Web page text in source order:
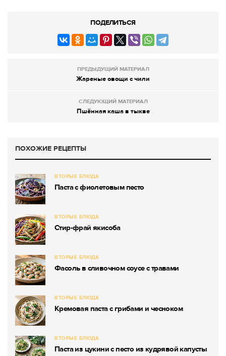
ПОДЕЛИТЬСЯ
ПРЕДЫДУЩИЙ МАТЕРИАЛ
Жареные овощи с чили
СЛЕДУЮЩИЙ МАТЕРИАЛ
Пшённая каша в тыкве
ПОХОЖИЕ РЕЦЕПТЫ
ВТОРЫЕ БЛЮДА
Паста с фиолетовым песто
ВТОРЫЕ БЛЮДА
Стир-фрай якисоба
ВТОРЫЕ БЛЮДА
Фасоль в сливочном соусе с травами
ВТОРЫЕ БЛЮДА
Кремовая паста с грибами и чесноком
ВТОРЫЕ БЛЮДА
Паста из цукини с песто из кудрявой капусты